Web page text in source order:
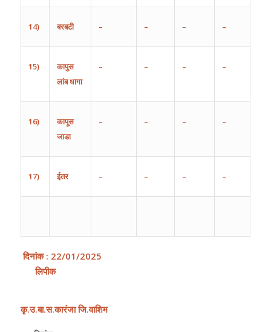
14) बरबटी – – – –
15)
कापुस
लांबधागा
– – – –
16)
कापूस
जाडा
– – – –
17) ईतर – – – –
दिनांक : 22/01/2025
लिपीक
कृ.उ.बा.स.कारंजा जि.वाशिम